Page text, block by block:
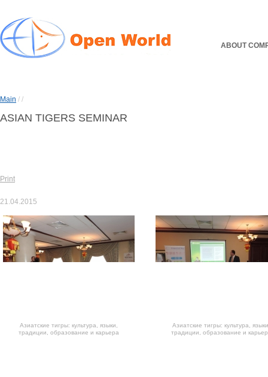
ABOUT
Main / /
ASIAN TIGERS SEMINAR
Print
21.04.2015
Азиатские тигры: культура, языки,
традиции, образование и карьера
Азиатские тигры: культура,
традиции, образование и